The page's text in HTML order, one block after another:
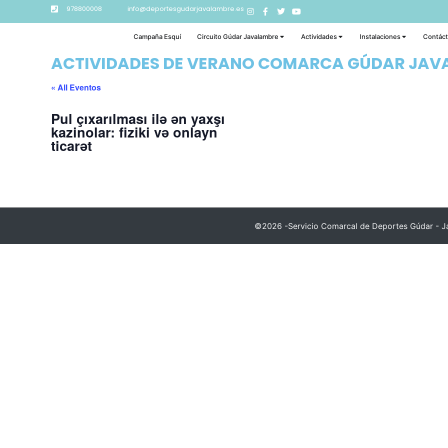
978800008 info@deportesgudarjavalambre.es
Campaña Esquí Circuito Gúdar Javalambre Actividades Instalaciones
ACTIVIDADES DE VERANO COMARCA GÚDAR
« All Eventos
Pul çıxarılması ilə ən yaxşı
kazinolar: fiziki və onlayn
ticarət
©2026 -Servicio Comarcal de Deportes Gúdar -